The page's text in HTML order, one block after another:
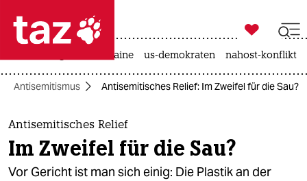
 taz zahl ich
taz zahl ich
themen
politik

taz zahl ich
krieg in der ukraine us-demokraten nahost-konflikt
Antisemitismus Antisemitisches Relief: Im Zweifel für die Sau?
Antisemitisches Relief
Im Zweifel für die Sau?
Vor Gericht ist man sich einig: Die Plastik an der